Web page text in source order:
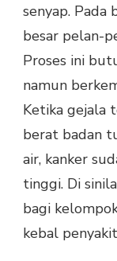
senyap. Pada
besar pelan-
Proses ini
namun
Ketika gejala
berat badan
air, kanker
tinggi. Di
bagi
kebal